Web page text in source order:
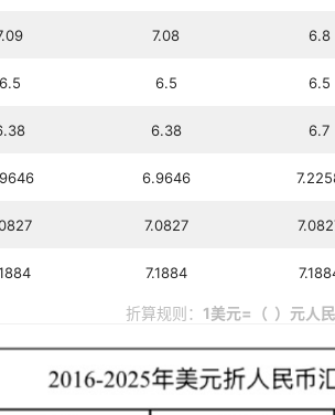
7.08 6.8
6.5 6.5 6.5
6.38 6.7
6.9646
7.0827
7.1884
折算规则： 1美元=（ ）元人